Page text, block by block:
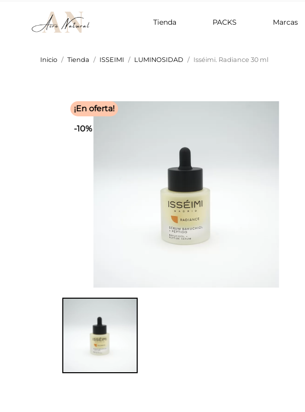
Tienda PACKS Marcas
Inicio Tienda ISSEIMI LUMINOSIDAD Isséimi. Radiance 30 ml
¡En oferta!
-10%